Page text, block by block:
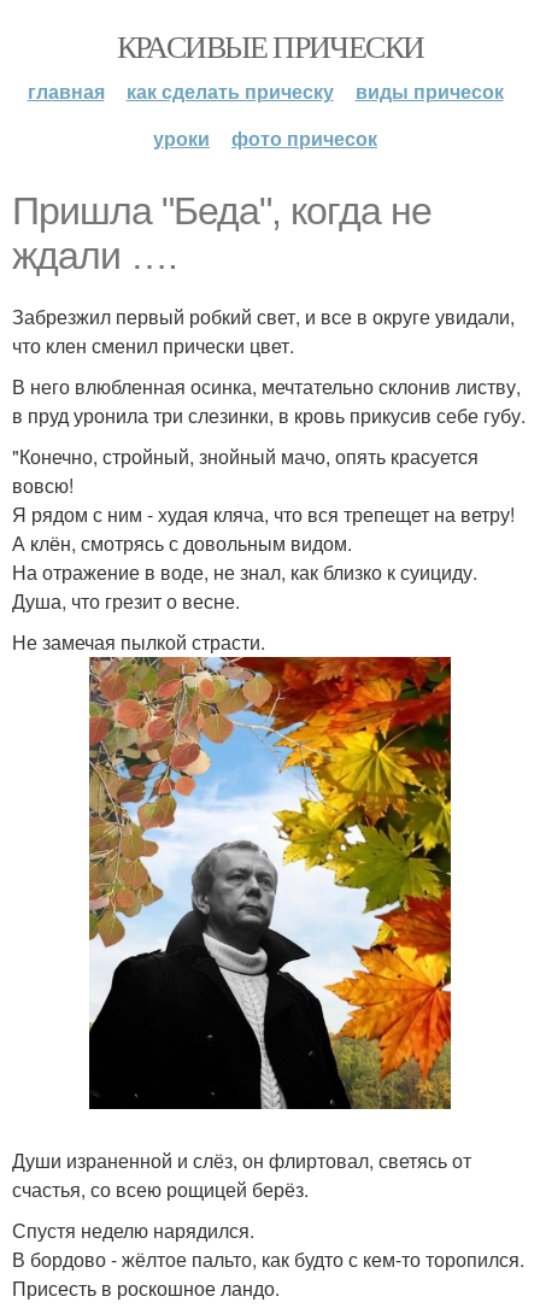
КРАСИВЫЕ ПРИЧЕСКИ
главная как сделать прическу
виды причесок
уроки
фото причесок
Пришла "Беда", когда не
ждали ….
Забрезжил первый робкий свет, и все в округе увидали,
что клен сменил прически цвет.
В него влюбленная осинка, мечтательно склонив листву,
в пруд уронила три слезинки, в кровь прикусив себе губу.
"Конечно, стройный, знойный мачо, опять красуется
вовсю!
Я рядом с ним - худая кляча, что вся трепещет на ветру!
А клён, смотрясь с довольным видом.
На отражение в воде, не знал, как близко к суициду.
Душа, что грезит о весне.
Не замечая пылкой страсти.
Души израненной и слёз, он флиртовал, светясь от
счастья, со всею рощицей берёз.
Спустя неделю нарядился.
В бордово - жёлтое пальто, как будто с кем-то торопился.
Присесть в роскошное ландо.